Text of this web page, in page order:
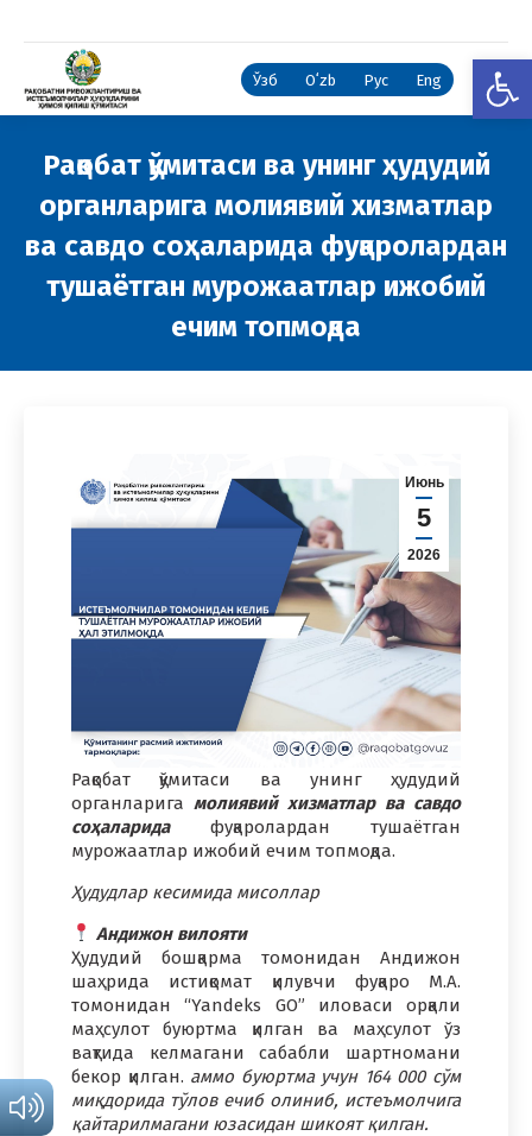
Ўзб Oʻzb Рус Eng
Рақобат қўмитаси ва унинг ҳудудий
органларига молиявий хизматлар
ва савдо соҳаларида фуқаролардан
тушаётган мурожаатлар ижобий
ечим топмоқда
Июнь
5
2026
Рақобат қўмитаси ва унинг ҳудудий
органларига молиявий хизматлар ва савдо
соҳаларида фуқаролардан тушаётган
мурожаатлар ижобий ечим топмоқда.
Ҳудудлар кесимида мисоллар
Андижон вилояти
Ҳудудий бошқарма томонидан Андижон
шаҳрида истиқомат қилувчи фуқаро М.А.
томонидан “Yandeks GO” иловаси орқали
маҳсулот буюртма қилган ва маҳсулот ўз
вақтида келмагани сабабли шартномани
бекор қилган. аммо буюртма учун 164 000 сўм
миқдорида тўлов ечиб олиниб, истеъмолчига
қайтарилмагани юзасидан шикоят қилган.